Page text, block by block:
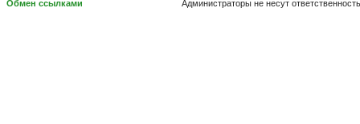
Администраторы не несут
Обмен ссылками